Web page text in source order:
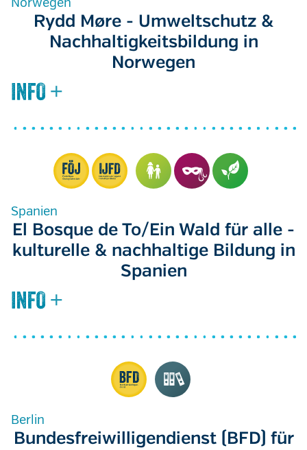
Rydd Møre - Umweltschutz &
Nachhaltigkeitsbildung in
Norwegen
Spanien
El Bosque de To/Ein Wald für alle -
kulturelle & nachhaltige Bildung in
Spanien
Berlin
Bundesfreiwilligendienst (BFD) für